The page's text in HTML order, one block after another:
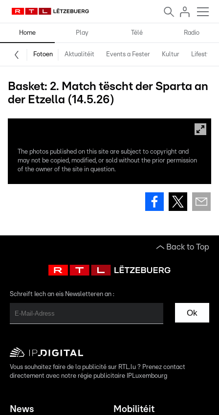
Home Play Télé Radio
Fotoen Aktualitéit Events a Fester Kultur Lifestyle
Basket: 2. Match tëscht der Sparta an
der Etzella (14.5.26)
The photos published on this site are subject to copyright and
may not be copied, modified, or sold without the prior permission
of the owner of the site in question.
Back to Top
Schreift Iech an eis Newsletteren an :
Ok
Vous souhaitez faire de la publicité sur RTL.lu ? Prenez contact
directement avec notre régie publicitaire IPLuxembourg
News Mobilitéit